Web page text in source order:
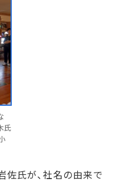
氏
氏が、社名の由来で